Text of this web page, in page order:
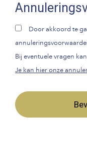
Door akkoord te
Bij eventuele vragen
Je kan hier onze